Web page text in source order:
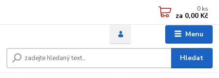
Menu
Hledat
0 ks
za 0,00 Kč